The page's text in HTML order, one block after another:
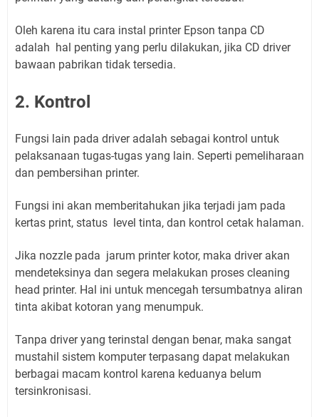
Oleh karena itu cara instal printer Epson tanpa CD
adalah hal penting yang perlu dilakukan, jika CD driver
bawaan pabrikan tidak tersedia.
2. Kontrol
Fungsi lain pada driver adalah sebagai kontrol untuk
pelaksanaan tugas-tugas yang lain. Seperti pemeliharaan
dan pembersihan printer.
Fungsi ini akan memberitahukan jika terjadi jam pada
kertas print, status level tinta, dan kontrol cetak halaman.
Jika nozzle pada jarum printer kotor, maka driver akan
mendeteksinya dan segera melakukan proses cleaning
head printer. Hal ini untuk mencegah tersumbatnya aliran
tinta akibat kotoran yang menumpuk.
Tanpa driver yang terinstal dengan benar, maka sangat
mustahil sistem komputer terpasang dapat melakukan
berbagai macam kontrol karena keduanya belum
tersinkronisasi.